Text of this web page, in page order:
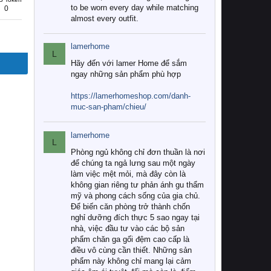
0
to be worn every day while matching
almost every outfit.
L
lamerhome
Hãy đến với lamer Home để sắm
ngay những sản phẩm phù hợp
https://lamerhomeshop.com/danh-
muc-san-pham/chieu/
L
lamerhome
Phòng ngủ không chỉ đơn thuần là nơi
để chúng ta ngả lưng sau một ngày
làm việc mệt mỏi, mà đây còn là
không gian riêng tư phản ánh gu thẩm
mỹ và phong cách sống của gia chủ.
Để biến căn phòng trở thành chốn
nghỉ dưỡng đích thực 5 sao ngay tại
nhà, việc đầu tư vào các bộ sản
phẩm chăn ga gối đệm cao cấp là
điều vô cùng cần thiết. Những sản
phẩm này không chỉ mang lại cảm